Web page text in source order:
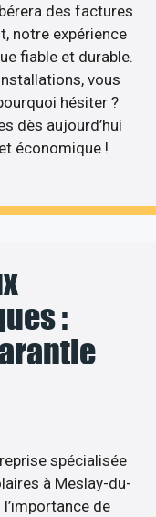
des factures
notre expérience
fiable et durable.
vous
hésiter ?
dès aujourd’hui
économique !
:
spécialisée
à Meslay-du-
de